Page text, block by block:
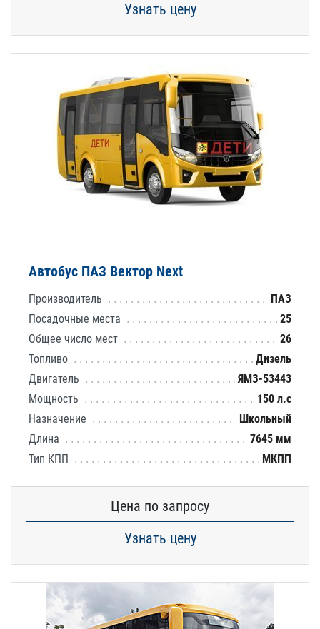
Узнать цену
Автобус ПАЗ Вектор Next
Производитель
ПАЗ
Посадочные места
25
Общее число мест
26
Топливо
Дизель
Двигатель
ЯМЗ-53443
Мощность
150 л.с
Назначение
Школьный
Длина
7645 мм
Тип КПП
МКПП
Цена по запросу
Узнать цену